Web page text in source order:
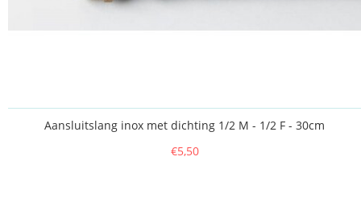
Aansluitslang inox met dichting 1/2 M - 1/2 F - 30cm
€5,50